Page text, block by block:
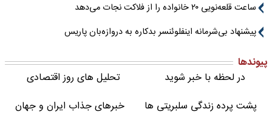
ساعت قلعه‌نویی ۲۰ خانواده را از فلاکت نجات می‌دهد
پیشنهاد بی‌شرمانه اینفلوئنسر بدکاره به دروازه‌بان پاریس
پیوندها
در لحظه با خبر شوید
تحلیل های روز اقتصادی
پشت پرده زندگی سلبریتی ها
خبرهای جذاب ایران و جهان